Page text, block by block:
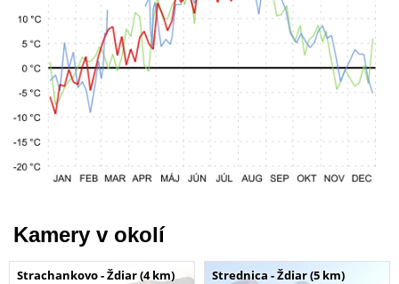
Kamery v okolí
Strachankovo - Ždiar (4 km) Strednica - Ždiar (5 km)